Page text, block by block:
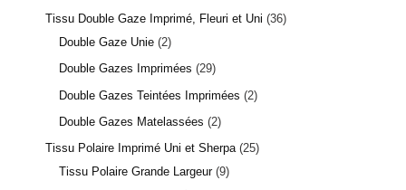
Tissu Double Gaze Imprimé, Fleuri et Uni 36
Double Gaze Unie 2
Double Gazes Imprimées 29
Double Gazes Teintées Imprimées
2
Double Gazes Matelassées
2
Tissu Polaire Imprimé Uni et Sherpa 25
Tissu Polaire Grande Largeur 9